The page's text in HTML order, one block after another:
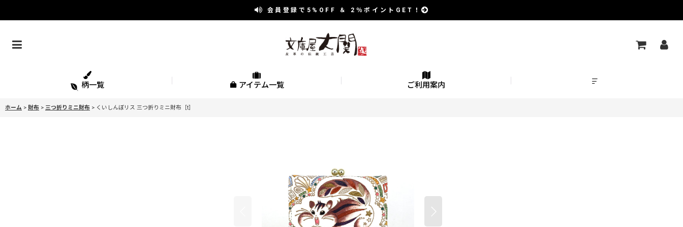
会員登録で 5%OFF ＆ 2％ポイントGET！
柄一覧 アイテム一覧 ご利用案内
ホーム > 財布 > 三つ折りミニ財布 > くいしんぼリス 三つ折りミニ財布［t］